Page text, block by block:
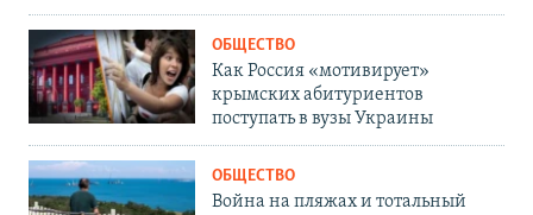
ОБЩЕСТВО
Как Россия «мотивирует»
крымских абитуриентов
поступать в вузы Украины
ОБЩЕСТВО
Война на пляжах и тотальный